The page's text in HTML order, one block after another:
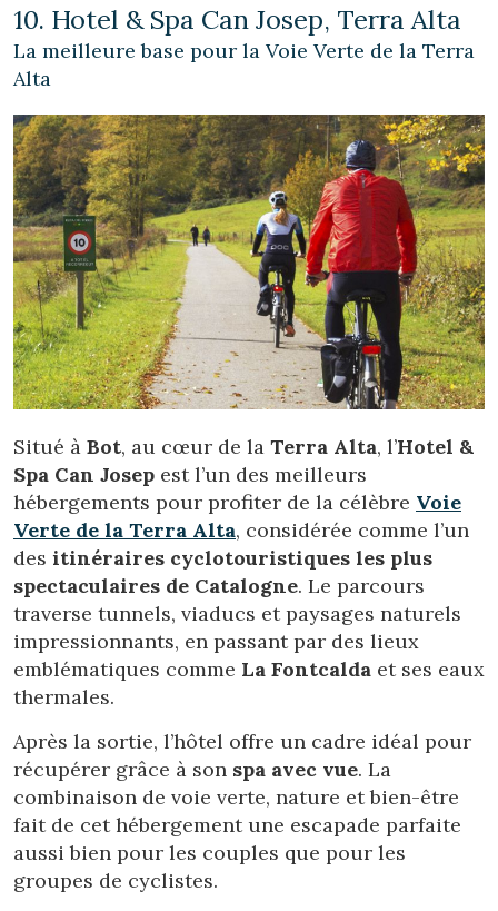
10. Hotel & Spa Can Josep, Terra Alta
La meilleure base pour la Voie Verte de la Terra
Alta
Situé à Bot, au cœur de la Terra Alta, l’Hotel &
Spa Can Josep est l’un des meilleurs
hébergements pour profiter de la célèbre Voie
Verte de la Terra Alta, considérée comme l’un
des itinéraires cyclotouristiques les plus
spectaculaires de Catalogne. Le parcours
traverse tunnels, viaducs et paysages naturels
impressionnants, en passant par des lieux
emblématiques comme La Fontcalda et ses eaux
thermales.
Après la sortie, l’hôtel offre un cadre idéal pour
récupérer grâce à son spa avec vue. La
combinaison de voie verte, nature et bien-être
fait de cet hébergement une escapade parfaite
aussi bien pour les couples que pour les
groupes de cyclistes.